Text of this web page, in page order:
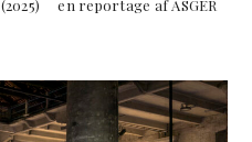
en reportage af ASGER